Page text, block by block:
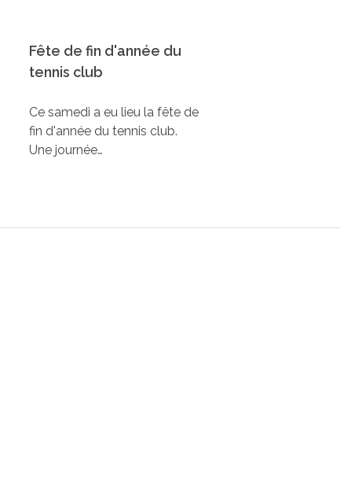
Fête de fin d'année du
tennis club
Ce samedi a eu lieu la fête de
fin d'année du tennis club.
Une journée…